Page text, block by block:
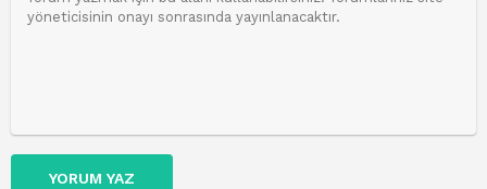
YORUM YAZ